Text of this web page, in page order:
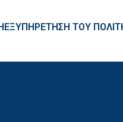
ΕΞΥΠΗΡΕΤΗΣΗ ΤΟΥ